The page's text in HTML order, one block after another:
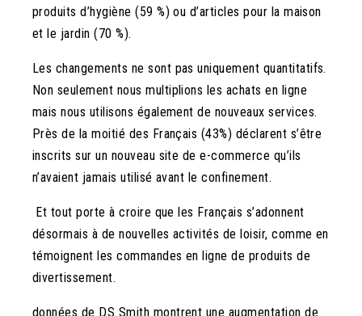
produits d’hygiène (59 %) ou d’articles pour la maison
et le jardin (70 %).
Les changements ne sont pas uniquement quantitatifs.
Non seulement nous multiplions les achats en ligne
mais nous utilisons également de nouveaux services.
Près de la moitié des Français (43%) déclarent s’être
inscrits sur un nouveau site de e-commerce qu’ils
n’avaient jamais utilisé avant le confinement.
Et tout porte à croire que les Français s’adonnent
désormais à de nouvelles activités de loisir, comme en
témoignent les commandes en ligne de produits de
divertissement.
données de DS Smith montrent une augmentation de